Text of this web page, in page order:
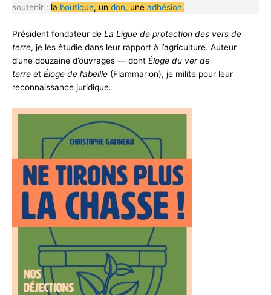
soutenir : la boutique, un don, une adhésion.
Président fondateur de La Ligue de protection des vers de
terre, je les étudie dans leur rapport à l’agriculture. Auteur
d’une douzaine d’ouvrages — dont Éloge du ver de
terre et Éloge de l’abeille (Flammarion), je milite pour leur
reconnaissance juridique.